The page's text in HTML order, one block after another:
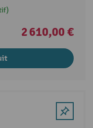
2 610,00 €